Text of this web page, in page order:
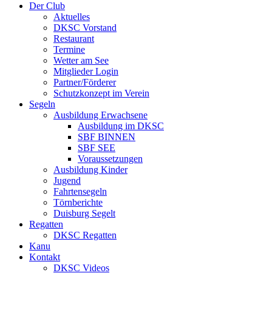
Der Club
Aktuelles
DKSC Vorstand
Restaurant
Termine
Wetter am See
Mitglieder Login
Partner/Förderer
Schutzkonzept im Verein
Segeln
Ausbildung Erwachsene
Ausbildung im DKSC
SBF BINNEN
SBF SEE
Voraussetzungen
Ausbildung Kinder
Jugend
Fahrtensegeln
Törnberichte
Duisburg Segelt
Regatten
DKSC Regatten
Kanu
Kontakt
DKSC Videos